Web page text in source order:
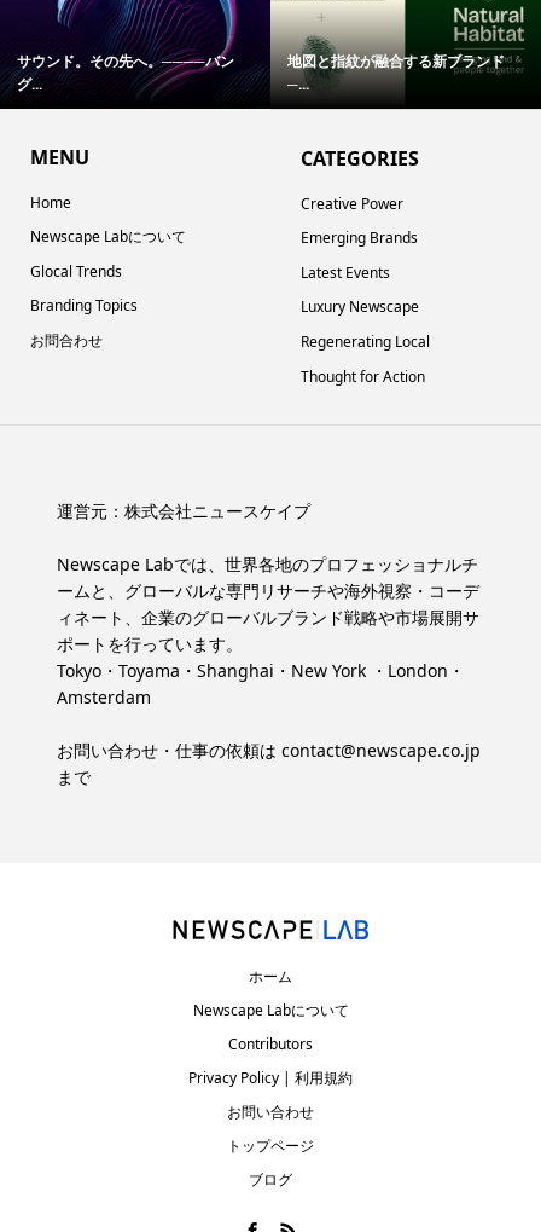
サウンド。その先へ。────バン
グ...
地図と指紋が融合する新ブランド
─...
MENU
Home
Newscape Labについて
Glocal Trends
Branding Topics
お問合わせ
CATEGORIES
Creative Power
Emerging Brands
Latest Events
Luxury Newscape
Regenerating Local
Thought for Action
運営元： 株式会社ニュースケイプ
Newscape Labでは、世界各地のプロフェッショナルチ
ームと、グローバルな専門リサーチや海外視察・コーデ
ィネート、企業のグローバルブランド戦略や市場展開サ
ポートを行っています。
Tokyo・Toyama・Shanghai・New York ・London・
Amsterdam
お問い合わせ・仕事の依頼は contact@newscape.co.jp
まで
ホーム
Newscape Labについて
Contributors
Privacy Policy | 利用規約
お問い合わせ
トップページ
ブログ